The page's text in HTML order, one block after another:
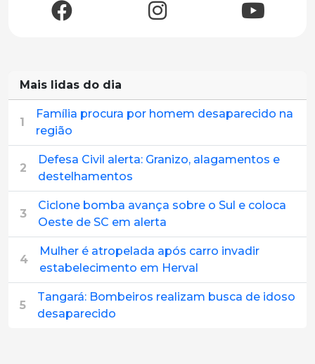
Mais lidas do dia
1
Família procura por homem desaparecido na
região
2
Defesa Civil alerta: Granizo, alagamentos e
destelhamentos
3
Ciclone bomba avança sobre o Sul e coloca
Oeste de SC em alerta
4
Mulher é atropelada após carro invadir
estabelecimento em Herval
5
Tangará: Bombeiros realizam busca de idoso
desaparecido